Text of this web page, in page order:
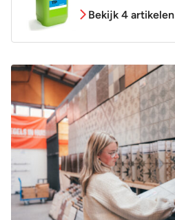
Bekijk 4 artikelen